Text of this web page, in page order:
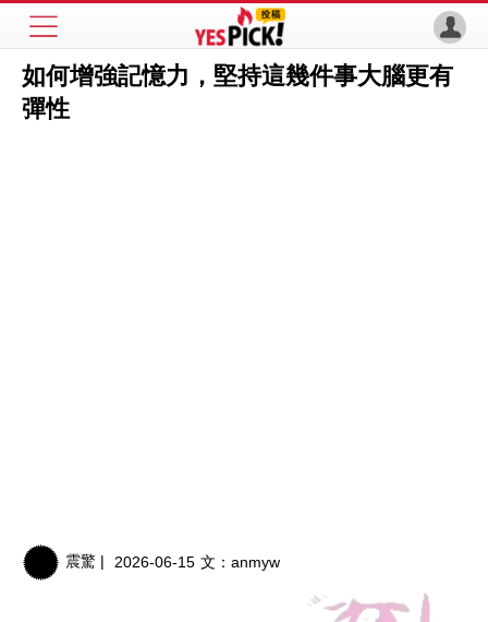
如何增強記憶力，堅持這幾件事大腦更有
彈性
震驚 | 2026-06-15 文： anmyw